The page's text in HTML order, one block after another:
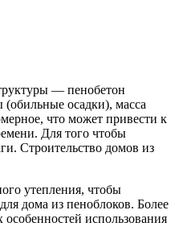
— пенобетон
осадки), масса
что может привести к
Для того чтобы
Строительство домов из
утепления, чтобы
дома из пеноблоков. Более
использования